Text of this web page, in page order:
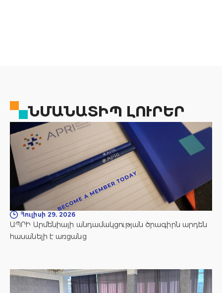
ՆՄԱՆԱՏԻՊ ԼՈՒՐԵՐ
Հուլիսի 29, 2026
ԱՊՐԻ Արմենիայի անդամակցության ծրագիրն արդեն
հասանելի է առցանց